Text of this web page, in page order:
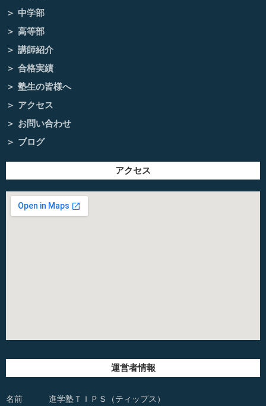
中学部
高等部
講師紹介
合格実績
塾生の皆様へ
アクセス
お問い合わせ
ブログ
アクセス
運営者情報
名前 進学塾ＴＩＰＳ（ティップス）